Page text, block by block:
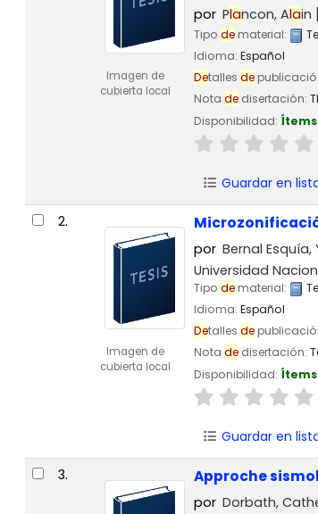
Imagen de
cubierta local
por Plancon, Alain
Tipo de material:
Idioma: Español
Detalles de
Nota de disertación:
Disponibilidad:
Guardar en
2.
Imagen de
cubierta local
por Bernal Esquía,
Universidad
Tipo dematerial:
Idioma: Español
Detalles de
Nota de disertación:
Disponibilidad:
Guardar en
3. Approche
por Dorbath,